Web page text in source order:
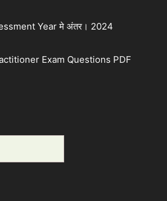
Year मे अंतर। 2024
Exam Questions PDF